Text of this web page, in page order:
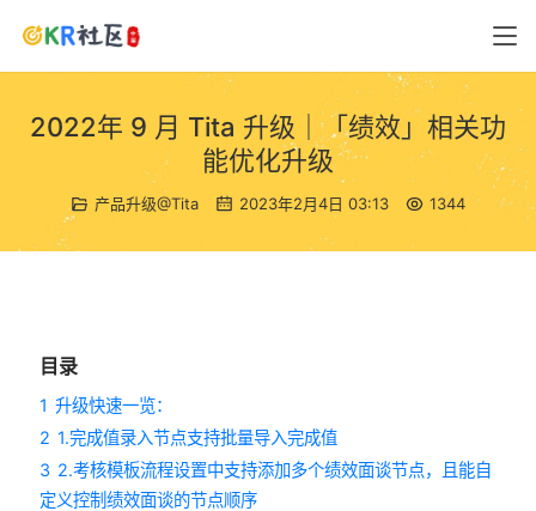
2022年 9 月 Tita 升级｜「绩效」相关功
能优化升级
产品升级@Tita 2023年2月4日 03:13 1344
目录
1 升级快速一览：
2 1.完成值录入节点支持批量导入完成值
3 2.考核模板流程设置中支持添加多个绩效面谈节点，且能自
定义控制绩效面谈的节点顺序